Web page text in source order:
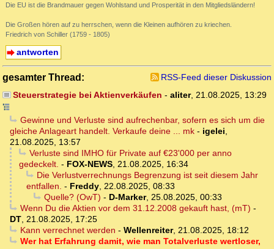
Die EU ist die Brandmauer gegen Wohlstand und Prosperität in den Mitgliedsländern!
Die Großen hören auf zu herrschen, wenn die Kleinen aufhören zu kriechen.
Friedrich von Schiller (1759 - 1805)
antworten
gesamter Thread:
RSS-Feed dieser Diskussion
Steuerstrategie bei Aktienverkäufen - aliter, 21.08.2025, 13:29
Gewinne und Verluste sind aufrechenbar, sofern es sich um die
gleiche Anlageart handelt. Verkaufe deine ... mk - igelei,
21.08.2025, 13:57
Verluste sind IMHO für Private auf €23'000 per anno
gedeckelt. - FOX-NEWS, 21.08.2025, 16:34
Die Verlustverrechnungs Begrenzung ist seit diesem Jahr
entfallen. - Freddy, 22.08.2025, 08:33
Quelle? (OwT) - D-Marker, 25.08.2025, 00:33
Wenn Du die Aktien vor dem 31.12.2008 gekauft hast, (mT) -
DT, 21.08.2025, 17:25
Kann verrechnet werden - Wellenreiter, 21.08.2025, 18:12
Wer hat Erfahrung damit, wie man Totalverluste wertloser,